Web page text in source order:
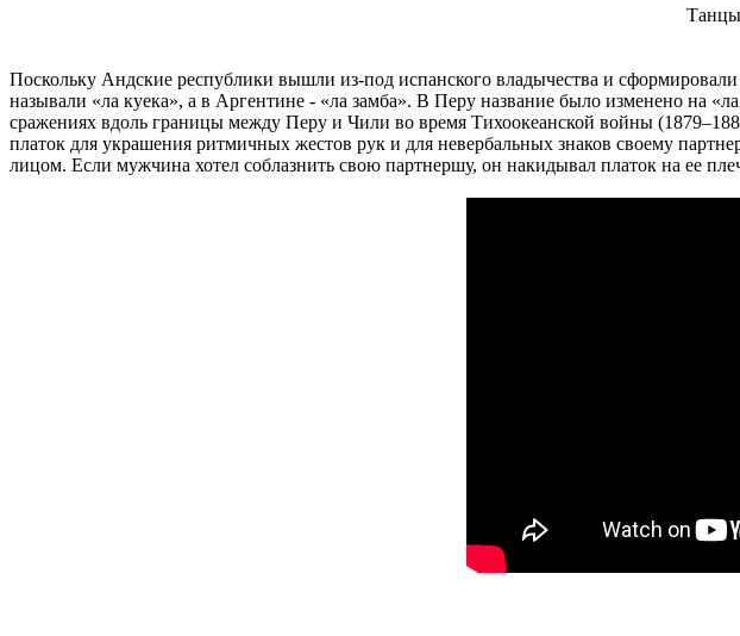
Поскольку Андские республики вышли из-под испанского владычества и
называли «ла куека», а в Аргентине - «ла замба». В Перу название было изменено на
сражениях вдоль границы между Перу и Чили во время Тихоокеанской войны
платок для украшения ритмичных жестов рук и для невербальных знаков своему
лицом. Если мужчина хотел соблазнить свою партнершу, он накидывал платок на ее